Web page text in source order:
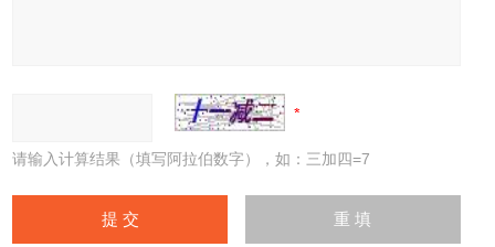
请输入计算结果（填写阿拉伯数字），如：三加四=7